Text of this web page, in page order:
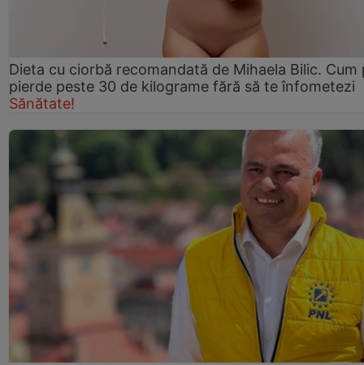
Dieta cu ciorbă recomandată de Mihaela Bilic. Cum
pierde peste 30 de kilograme fără să te înfometezi
Sănătate!